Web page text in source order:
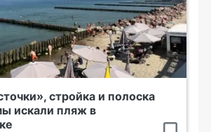
стройка и полоска
искали пляж в